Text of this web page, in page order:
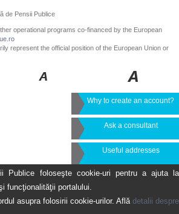
de Pensii Publice
operational programs co-financed by the European
represent the official position of the European Union or
Why to create an account?
Ask a consultant
Useful addresses
Publice foloseşte cookie-uri pentru a ajuta la
funcţionalităţii portalului.
asupra folosirii cookie-urilor. Află detalii despre